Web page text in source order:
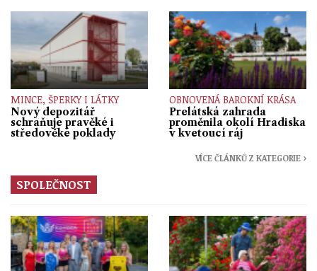
MINCE, ŠPERKY I LÁTKY
Nový depozitář
schraňuje pravěké i
středověké poklady
OBNOVENÁ BAROKNÍ KRÁSA
Prelátská zahrada
proměnila okolí Hradiska
v kvetoucí ráj
VÍCE ČLÁNKŮ Z KATEGORIE ›
SPOLEČNOST